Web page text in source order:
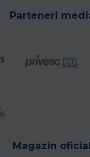
Parteneri
Magazin oficial